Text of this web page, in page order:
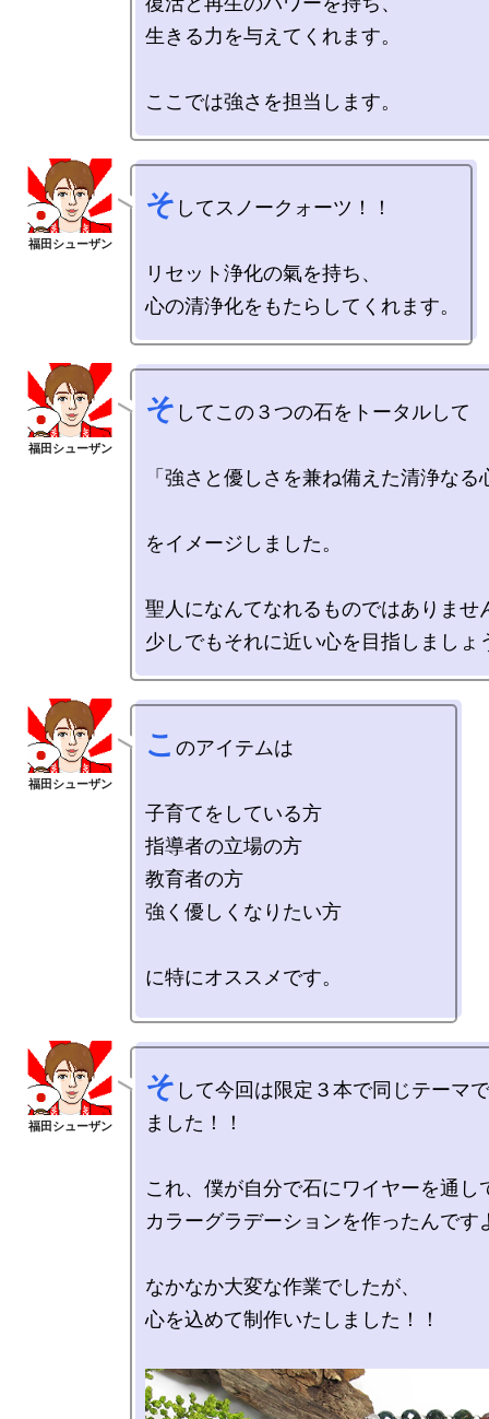
生きる力を与えてくれます。
そ してスノークォーツ！！
リセット浄化の氣を持ち、
そ してこの３つの石をトータルして
「強さと優しさを兼ね備えた清浄なる
をイメージしました。
聖人になんてなれるものではありませ
こ のアイテムは
子育てをしている方
指導者の立場の方
教育者の方
強く優しくなりたい方
に特にオススメです。
そ して今回は限定３本で同じテーマ
ました！！
これ、僕が自分で石にワイヤーを通し
カラーグラデーションを作ったんです
なかなか大変な作業でしたが、
心を込めて制作いたしました！！